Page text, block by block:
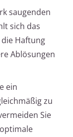
saugenden
sich das
Haftung
Ablösungen
ein
zu
Sie